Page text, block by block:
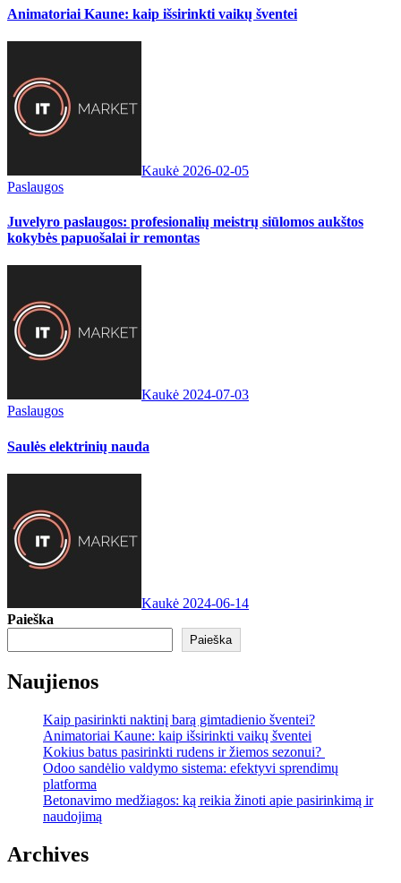
Animatoriai Kaune: kaip išsirinkti vaikų šventei
Kaukė 2026-02-05
Paslaugos
Juvelyro paslaugos: profesionalių meistrų siūlomos aukštos
kokybės papuošalai ir remontas
Kaukė 2024-07-03
Paslaugos
Saulės elektrinių nauda
Kaukė 2024-06-14
Paieška
Paieška
Naujienos
Kaip pasirinkti naktinį barą gimtadienio šventei?
Animatoriai Kaune: kaip išsirinkti vaikų šventei
Kokius batus pasirinkti rudens ir žiemos sezonui?
Odoo sandėlio valdymo sistema: efektyvi sprendimų
platforma
Betonavimo medžiagos: ką reikia žinoti apie pasirinkimą ir
naudojimą
Archives